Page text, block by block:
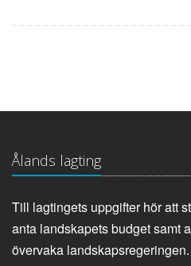
Ålands lagting
Till lagtingets uppgifter hör att
anta landskapets budget samt
övervaka landskapsregeringen.